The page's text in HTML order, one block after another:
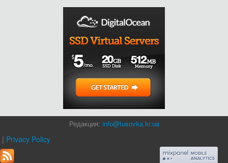
Редакция: info@tusovka.kr.ua
| Privacy Policy